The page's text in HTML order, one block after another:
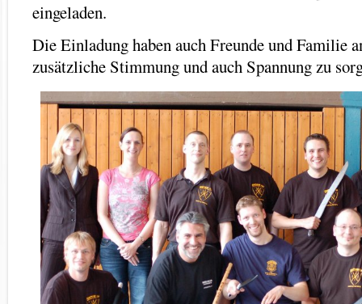
eingeladen.
Die Einladung haben auch Freunde und Familie
zusätzliche Stimmung und auch Spannung zu